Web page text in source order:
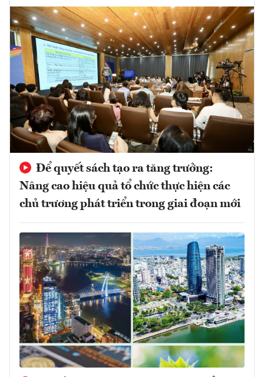
Để quyết sách tạo ra tăng trưởng:
Nâng cao hiệu quả tổ chức thực hiện các
chủ trương phát triển trong giai đoạn mới